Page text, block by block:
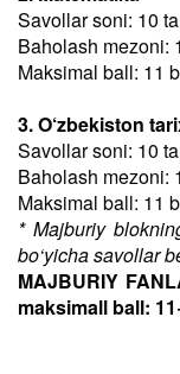
Savollar soni: 10
Baholash mezoni:
Maksimal ball: 11
3. O‘zbekiston
Savollar soni: 10
Baholash mezoni:
Maksimal ball: 11
* Majburiy
bo‘yicha savollar
MAJBURIY
maksimall ball: